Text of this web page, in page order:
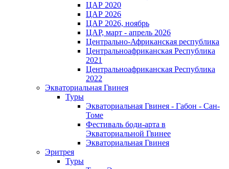
ЦАР 2020
ЦАР 2026
ЦАР 2026, ноябрь
ЦАР, март - апрель 2026
Центрально-Африканская республика
Центральноафриканская Республика
2021
Центральноафриканская Республика
2022
Экваториальная Гвинея
Туры
Экваториальная Гвинея - Габон - Сан-
Томе
Фестиваль боди-арта в
Экваториальной Гвинее
Экваториальная Гвинея
Эритрея
Туры